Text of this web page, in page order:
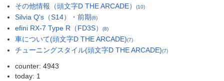
その他情報（頭文字D THE ARCADE） (10)
Silvia Q's（S14）・前期(8)
efini RX-7 Type R（FD3S） (8)
車について(頭文字D THE ARCADE)(7)
チューニングスタイル(頭文字D THE ARCADE)(7)
counter: 4943
today: 1